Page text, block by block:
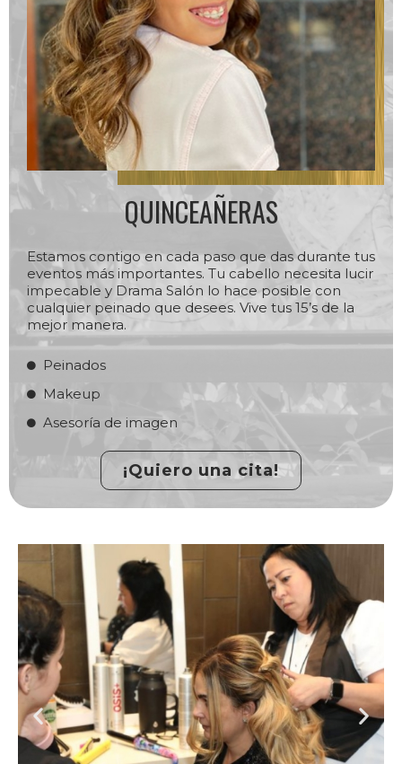
QUINCEAÑERAS
Estamos contigo en cada paso que das durante tus
eventos más importantes. Tu cabello necesita lucir
impecable y Drama Salón lo hace posible con
cualquier peinado que desees. Vive tus 15’s de la
mejor manera.
Peinados
Makeup
Asesoría de imagen
¡Quiero una cita!